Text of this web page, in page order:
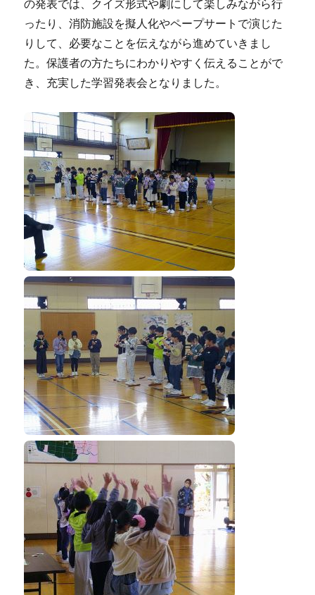
の発表では、クイズ形式や劇にして楽しみながら行
ったり、消防施設を擬人化やペープサートで演じた
りして、必要なことを伝えながら進めていきまし
た。保護者の方たちにわかりやすく伝えることがで
き、充実した学習発表会となりました。